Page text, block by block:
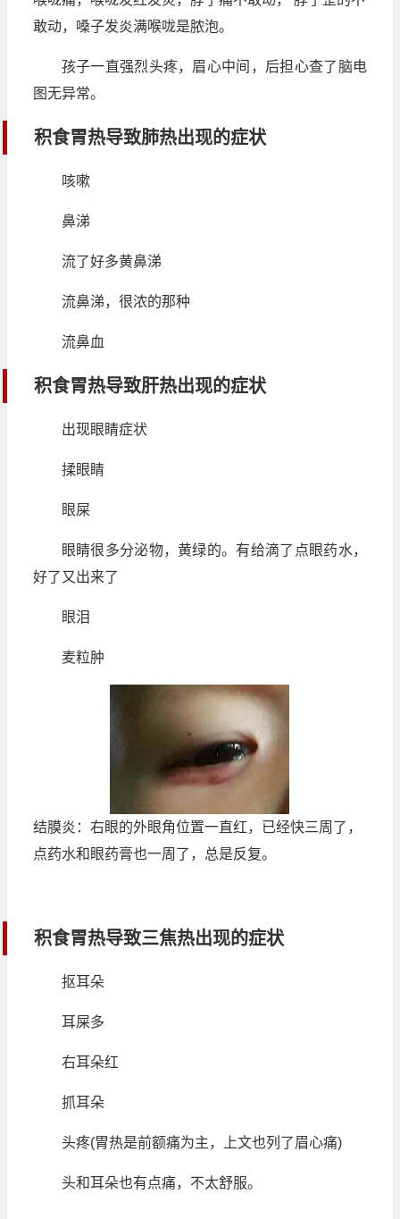
敢动，嗓子发炎满喉咙是脓泡。
孩子一直强烈头疼，眉心中间，后担心查了脑电
图无异常。
积食胃热导致肺热出现的症状
咳嗽
鼻涕
流了好多黄鼻涕
流鼻涕，很浓的那种
流鼻血
积食胃热导致肝热出现的症状
出现眼睛症状
揉眼睛
眼屎
眼睛很多分泌物，黄绿的。有给滴了点眼药水，
好了又出来了
眼泪
麦粒肿
结膜炎：右眼的外眼角位置一直红，已经快三周了，
点药水和眼药膏也一周了，总是反复。
积食胃热导致三焦热出现的症状
抠耳朵
耳屎多
右耳朵红
抓耳朵
头疼(胃热是前额痛为主，上文也列了眉心痛)
头和耳朵也有点痛，不太舒服。